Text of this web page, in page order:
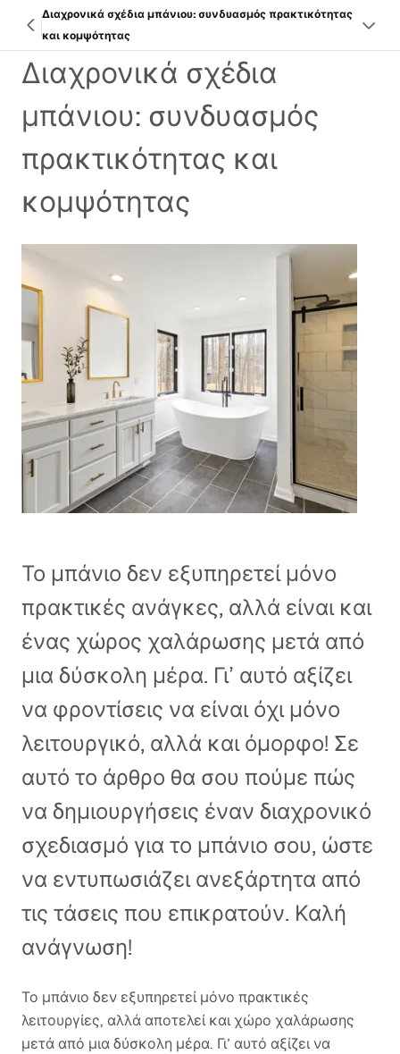
Διαχρονικά σχέδια μπάνιου: συνδυασμός πρακτικότητας
και κομψότητας
Διαχρονικά σχέδια
μπάνιου: συνδυασμός
πρακτικότητας και
κομψότητας
Το μπάνιο δεν εξυπηρετεί μόνο
πρακτικές ανάγκες, αλλά είναι και
ένας χώρος χαλάρωσης μετά από
μια δύσκολη μέρα. Γι’ αυτό αξίζει
να φροντίσεις να είναι όχι μόνο
λειτουργικό, αλλά και όμορφο! Σε
αυτό το άρθρο θα σου πούμε πώς
να δημιουργήσεις έναν διαχρονικό
σχεδιασμό για το μπάνιο σου, ώστε
να εντυπωσιάζει ανεξάρτητα από
τις τάσεις που επικρατούν. Καλή
ανάγνωση!
Το μπάνιο δεν εξυπηρετεί μόνο πρακτικές
λειτουργίες, αλλά αποτελεί και χώρο χαλάρωσης
μετά από μια δύσκολη μέρα. Γι’ αυτό αξίζει να